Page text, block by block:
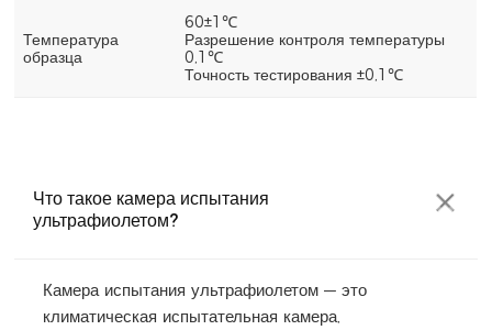
Температура
образца
60±1℃
Разрешение контроля температуры
0,1℃
Точность тестирования ±0,1℃
Что такое камера испытания
ультрафиолетом?
Камера испытания ультрафиолетом — это
климатическая испытательная камера,